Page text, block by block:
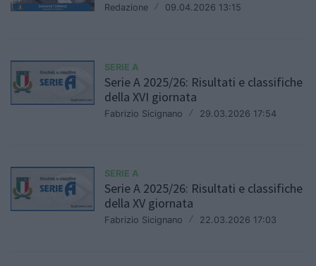
Redazione / 09.04.2026 13:15
SERIE A
Serie A 2025/26: Risultati e classifiche
della XVI giornata
Fabrizio Sicignano / 29.03.2026 17:54
SERIE A
Serie A 2025/26: Risultati e classifiche
della XV giornata
Fabrizio Sicignano / 22.03.2026 17:03